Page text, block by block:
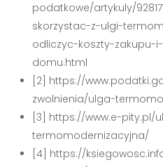
podatkowe/artykuly/
skorzystac-z-ulgi-
odliczyc-koszty-zakupu-
domu.html
[2] https://
zwolnienia/ulga-
[3] https://www.e-pity.pl/
termomodernizacyjna/
[4] https://